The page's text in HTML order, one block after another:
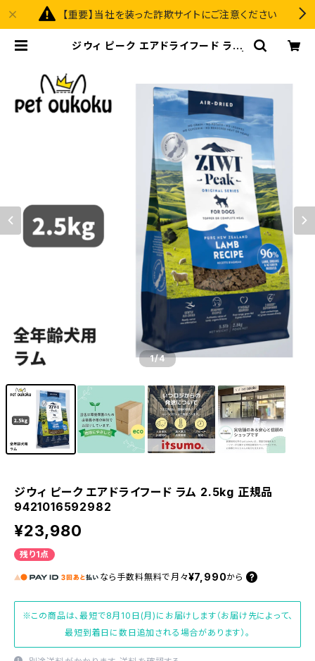
【重要】当社を装った詐欺サイトにご注意ください
ジウィ ピーク エアドライフード ラム
1/4
ジウィ ピーク エアドライフード ラム 2.5kg 正規品
9421016592982
¥23,980
残り1点
なら 手数料無料で 月々¥7,990から
※この商品は、最短で8月10日(月)にお届けします（お届け先によって、
最短到着日に数日追加される場合があります）。